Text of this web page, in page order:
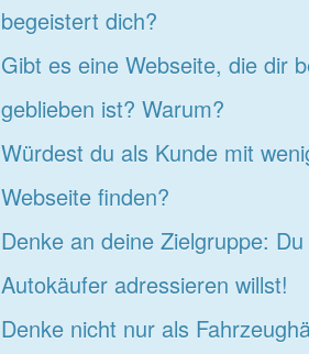
begeistert dich?
Gibt es eine Webseite, die dir
geblieben ist? Warum?
Würdest du als Kunde mit
Webseite finden?
Denke an deine Zielgruppe:
Autokäufer adressieren willst!
Denke nicht nur als